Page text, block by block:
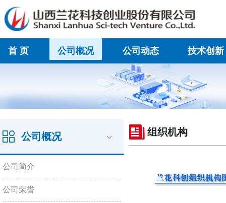
首 页 公司概况 公司动态
技术创新
公司概况
公司简介
公司荣誉
组织机构